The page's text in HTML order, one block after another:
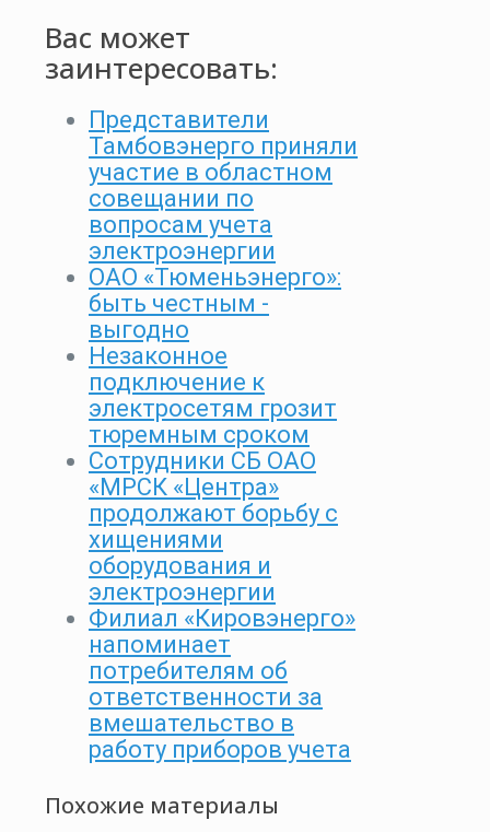
Вас может
заинтересовать:
Представители
Тамбовэнерго приняли
участие в областном
совещании по
вопросам учета
электроэнергии
ОАО «Тюменьэнерго»:
быть честным -
выгодно
Незаконное
подключение к
электросетям грозит
тюремным сроком
Сотрудники СБ ОАО
«МРСК «Центра»
продолжают борьбу с
хищениями
оборудования и
электроэнергии
Филиал «Кировэнерго»
напоминает
потребителям об
ответственности за
вмешательство в
работу приборов учета
Похожие материалы